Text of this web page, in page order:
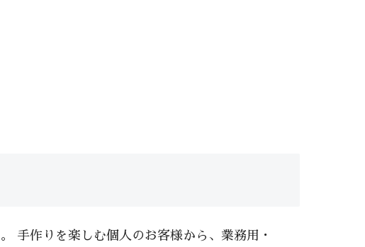
手作りを楽しむ個人のお客様から、業務用・